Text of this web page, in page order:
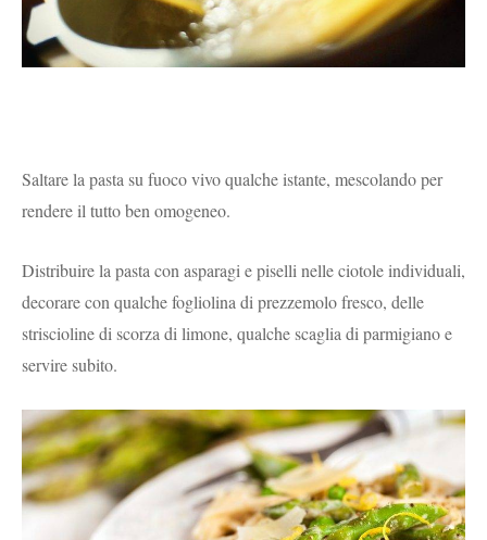
Saltare la pasta su fuoco vivo qualche istante, mescolando per
rendere il tutto ben omogeneo.
Distribuire la pasta con asparagi e piselli nelle ciotole individuali,
decorare con qualche fogliolina di prezzemolo fresco, delle
striscioline di scorza di limone, qualche scaglia di parmigiano e
servire subito.